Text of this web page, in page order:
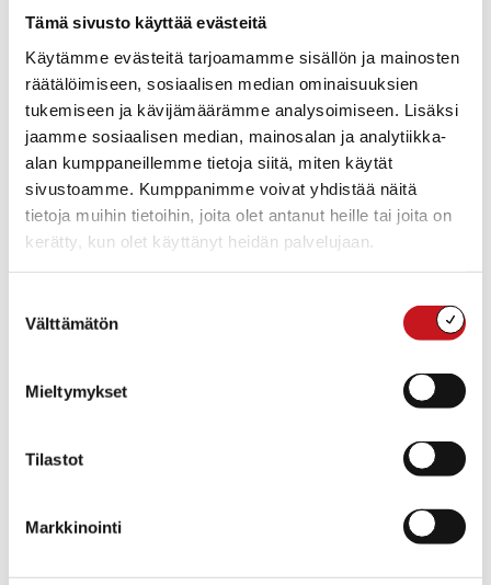
Tämä sivusto käyttää evästeitä
Käytämme evästeitä tarjoamamme sisällön ja mainosten
räätälöimiseen, sosiaalisen median ominaisuuksien
tukemiseen ja kävijämäärämme analysoimiseen. Lisäksi
jaamme sosiaalisen median, mainosalan ja analytiikka-
alan kumppaneillemme tietoja siitä, miten käytät
sivustoamme. Kumppanimme voivat yhdistää näitä
tietoja muihin tietoihin, joita olet antanut heille tai joita on
kerätty, kun olet käyttänyt heidän palvelujaan.
valinta
Välttämätön
Mieltymykset
Tilastot
Markkinointi
Hallintosihteeri